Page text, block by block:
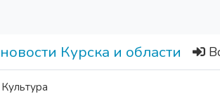
Культура